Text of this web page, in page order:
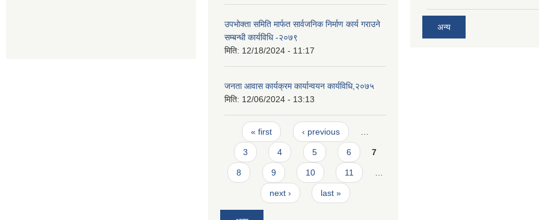
उपभोक्ता समिति मार्फत सार्वजनिक निर्माण कार्य गराउने
सम्बन्धी कार्यविधि -२०७९
मिति: 12/18/2024 - 11:17
जनता आवास कार्यक्रम कार्यान्वयन कार्यविधि,२०७५
मिति: 12/06/2024 - 13:13
Pages
« first ‹ previous
3 4 5 6 7
8 9 10 11
next › last »
अन्य